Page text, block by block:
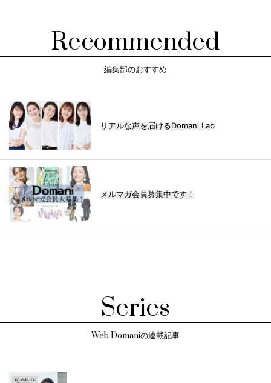
Recommended
編集部のおすすめ
リアルな声を届けるDomani Lab
メルマガ会員募集中です！
Series
Web Domaniの連載記事